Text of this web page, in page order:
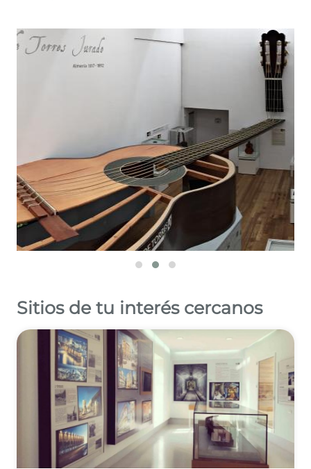
OpenStreetMap contributors
Sitios de tu interés cercanos